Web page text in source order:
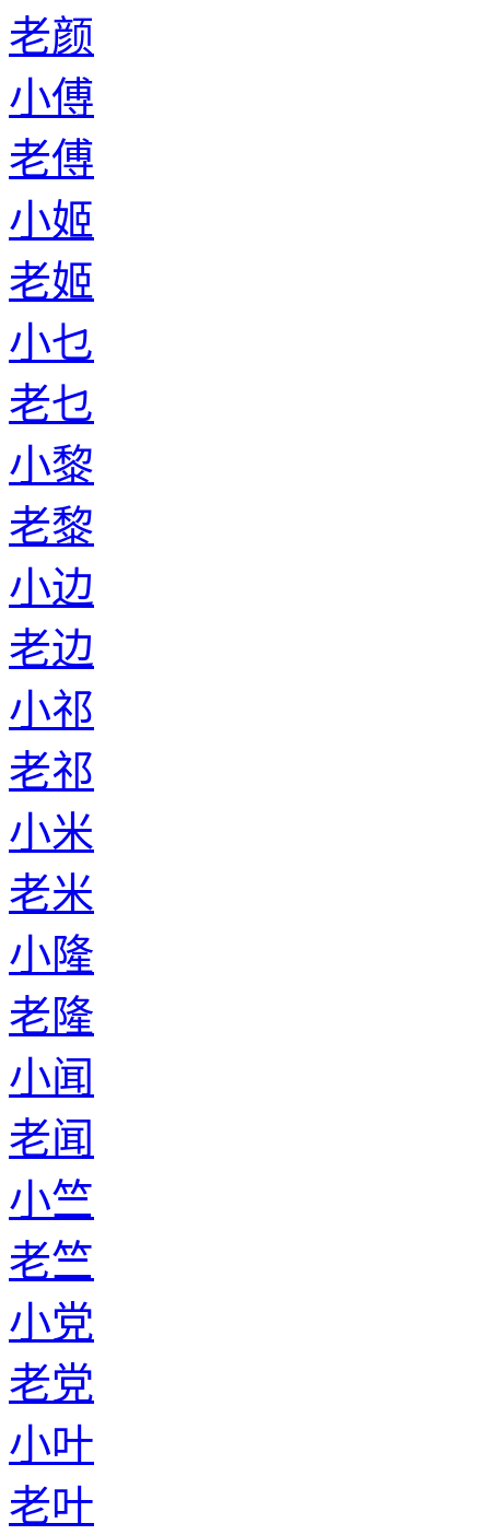
老颜
小傅
老傅
小姬
老姬
小乜
老乜
小黎
老黎
小边
老边
小祁
老祁
小米
老米
小隆
老隆
小闻
老闻
小竺
老竺
小党
老党
小叶
老叶